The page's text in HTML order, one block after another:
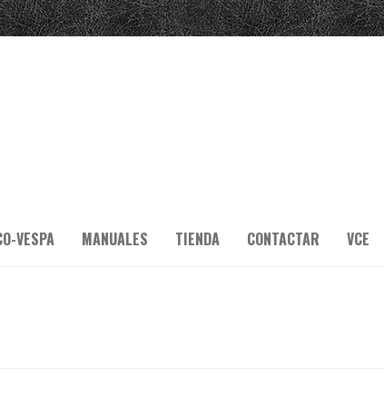
VESPA MANUALES TIENDA CONTACTAR VCE